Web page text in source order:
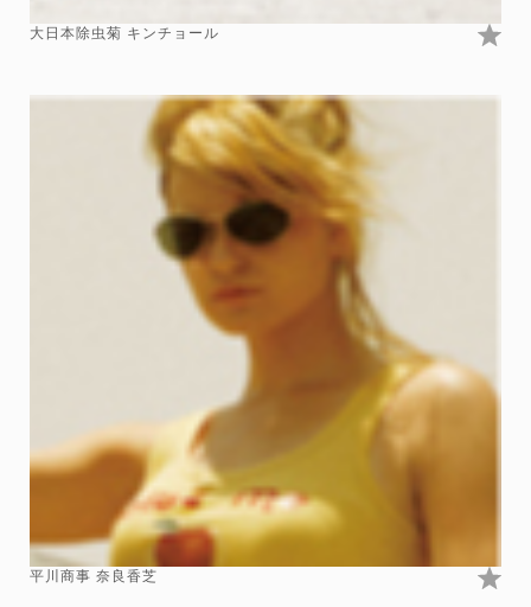
大日本除虫菊 キンチョール
平川商事 奈良香芝